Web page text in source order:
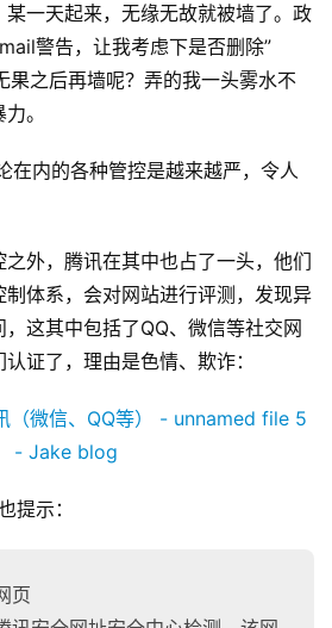
一天起来，无缘无故就被墙了。政
警告，让我考虑下是否删除”
果之后再墙呢？弄的我一头雾水不
。
在内的各种管控是越来越严，令人
外，腾讯在其中也占了一头，他们
体系，会对网站进行评测，发现异
这其中包括了QQ、微信等社交网
证了，理由是色情、欺诈：
提示：
页